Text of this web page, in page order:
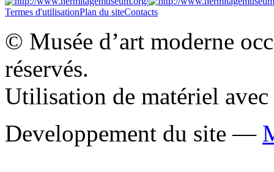
Termes d'utilisationPlan du siteContacts
© Musée d’art moderne
réservés.
Utilisation de matériel avec
Developpement du site —